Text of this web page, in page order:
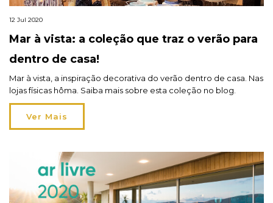
12 Jul 2020
Mar à vista: a coleção que traz o verão para
dentro de casa!
Mar à vista, a inspiração decorativa do verão dentro de casa. Nas
lojas físicas hôma. Saiba mais sobre esta coleção no blog.
Ver Mais